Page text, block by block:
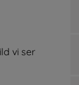
vi ser